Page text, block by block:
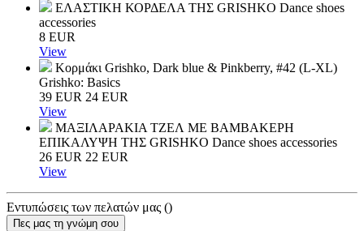
ΕΛΑΣΤΙΚΗ ΚΟΡΔΕΛΑ ΤΗΣ GRISHKO Dance shoes
accessories
8 EUR
View
Κορμάκι Grishko, Dark blue & Pinkberry, #42 (L-XL)
Grishko: Basics
39 EUR 24 EUR
View
ΜΑΞΙΛΑΡΑΚΙΑ ΤΖΕΛ ΜΕ ΒΑΜΒΑΚΕΡΗ
ΕΠΙΚΑΛΥΨΗ ΤΗΣ GRISHKO Dance shoes accessories
26 EUR 22 EUR
View
Εντυπώσεις των πελατών μας ()